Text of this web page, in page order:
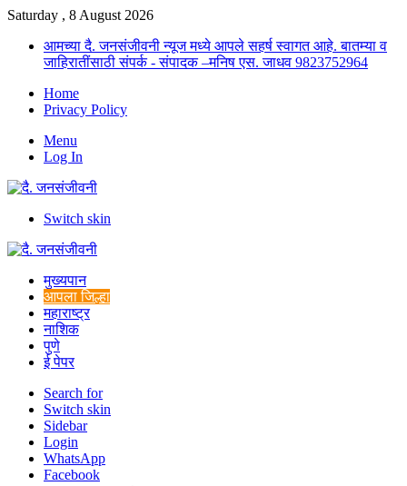
Saturday , 8 August 2026
आमच्या दै. जनसंजीवनी न्यूज मध्ये आपले सहर्ष स्वागत आहे. बातम्या व
जाहिरातींसाठी संपर्क - संपादक –मनिष एस. जाधव 9823752964
Home
Privacy Policy
Menu
Log In
Switch skin
मुख्यपान
आपला जिल्हा
महाराष्ट्र
नाशिक
पुणे
ई पेपर
Search for
Switch skin
Sidebar
Login
WhatsApp
Facebook